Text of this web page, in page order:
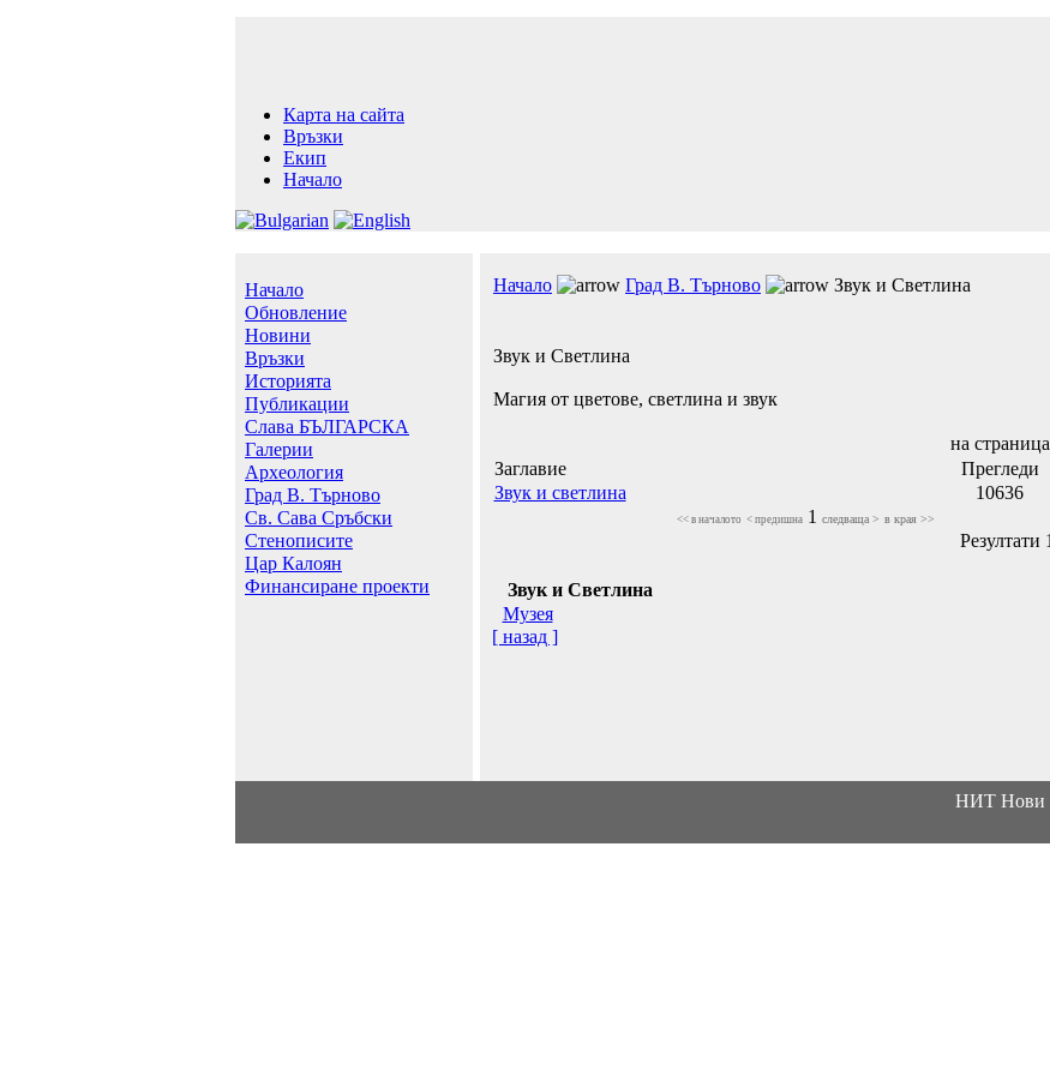
Карта на сайта
Връзки
Екип
Начало
Начало
Обновление
Новини
Връзки
Историята
Публикации
Слава БЪЛГАРСКА
Галерии
Археология
Град В. Търново
Св. Сава Сръбски
Стенописите
Цар Калоян
Финансиране проекти
Начало Град В. Търново Звук и Светлина
Звук и Светлина
Магия от цветове, светлина и звук
на
Заглавие
Прегледи
Звук и светлина
10636
<< в началото < предишна 1 следваща > в края >>
Резултати
Звук и Светлина
Музея
[ назад ]
НИТ Нови